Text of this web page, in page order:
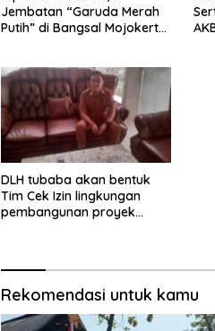
Jembatan “Garuda Merah
Putih” di Bangsal Mojokerto
DLH tubaba akan bentuk
Tim Cek Izin lingkungan
pembangunan proyek
Rekomendasi untuk kamu